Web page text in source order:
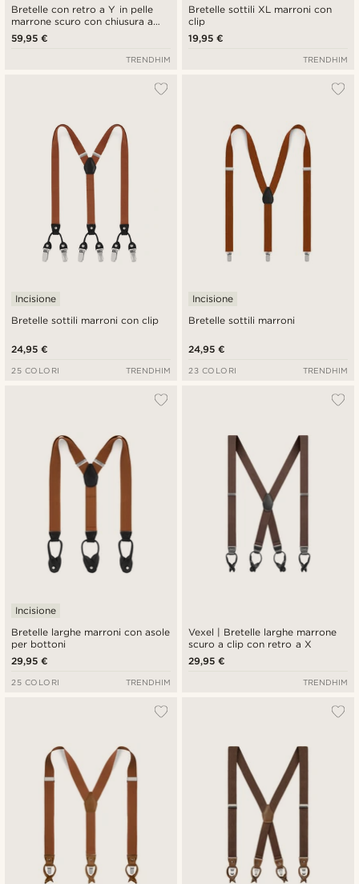
Bretelle con retro a Y in pelle
marrone scuro con chiusura a
clip
59,95 €
TRENDHIM
Bretelle sottili XL marroni con
clip
19,95 €
TRENDHIM
Bretelle sottili marroni con clip
Incisione
24,95 €
25 COLORI TRENDHIM
Bretelle sottili marroni
Incisione
24,95 €
23 COLORI TRENDHIM
Bretelle larghe marroni con asole
per bottoni
Incisione
29,95 €
25 COLORI TRENDHIM
Vexel | Bretelle larghe marrone
scuro a clip con retro a X
29,95 €
TRENDHIM